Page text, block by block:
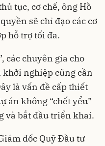
tục, cơ chế, ông Hồ
sẽ chỉ đạo các cơ
hỗ trợ tối đa.
các chuyên gia cho
khởi nghiệp cũng cần
là vấn đề cấp thiết
án không “chết yểu”
và bắt đầu triển khai.
đốc Quỹ Đầu tư